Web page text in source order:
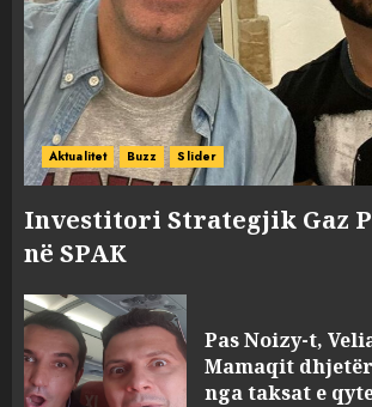
Aktualitet Buzz Slider
Investitori Strategjik Gaz
në SPAK
Pas Noizy-t,
Mamaqit
nga taksat e